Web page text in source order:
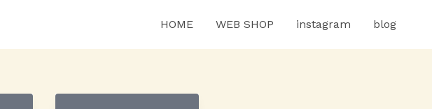
HOME WEB SHOP instagram blog